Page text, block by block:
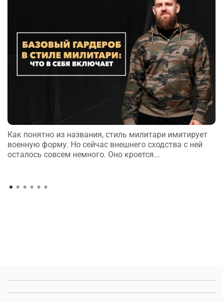
Как понятно из названия, стиль милитари имитирует
военную форму. Но сейчас внешнего сходства с ней
осталось совсем немного. Оно кроется...